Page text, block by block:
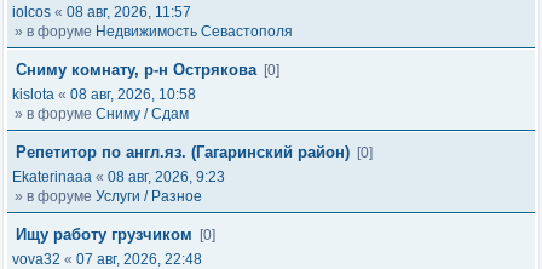
iolcos « 08 авг, 2026, 11:57
» в форуме Недвижимость Севастополя
Сниму комнату, р-н Острякова [0]
kislota « 08 авг, 2026, 10:58
» в форуме Сниму / Сдам
Репетитор по англ.яз. (Гагаринский район) [0]
Ekaterinaaa « 08 авг, 2026, 9:23
» в форуме Услуги / Разное
Ищу работу грузчиком
[0]
vova32 « 07 авг, 2026, 22:48